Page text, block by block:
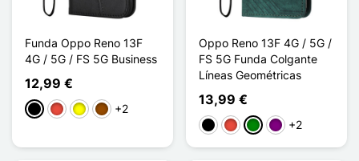
Funda Oppo Reno 13F
4G / 5G / FS 5G Business
12,99 €
NegroRojoAmarilloMarrón
+2
Oppo Reno 13F 4G / 5G /
FS 5G Funda Colgante
Líneas Geométricas
13,99 €
NegroRojoVerdePúrpura
+2